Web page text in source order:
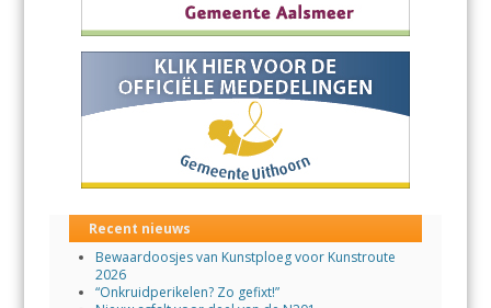
Recent nieuws
Bewaardoosjes van Kunstploeg voor Kunstroute
2026
“Onkruidperikelen? Zo gefixt!”